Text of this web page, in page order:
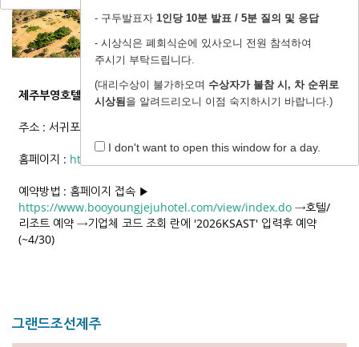
이미지 출처: https://www.booyoungjejuhotel.com/
제주부영호텔&리조트
주소 : 서귀포시 중문관광로 222(중무동2700-2)
홈페이지 : http://www.booyoungjejuhotel.com
예약방법 : 홈페이지 접속 ▶
https://www.booyoungjejuhotel.com/view/index.do →호텔/
리조트 예약 →기업체 코드 조회 란에 '2026KSAST' 입력후 예약
(~4/30)
그랜드조선제주
- 구두발표자 1인당 10분 발표 / 5분 질의 및 응답
- 시상식은 폐회식순에 있사오니 전원 참석하여
주시기 부탁드립니다.
(대리수상이 불가하오며 수상자가 불참 시, 차 순위로
시상됨 을 알려드리오니 이점 숙지하시기 바랍니다.)
I don't want to open this window for a day.